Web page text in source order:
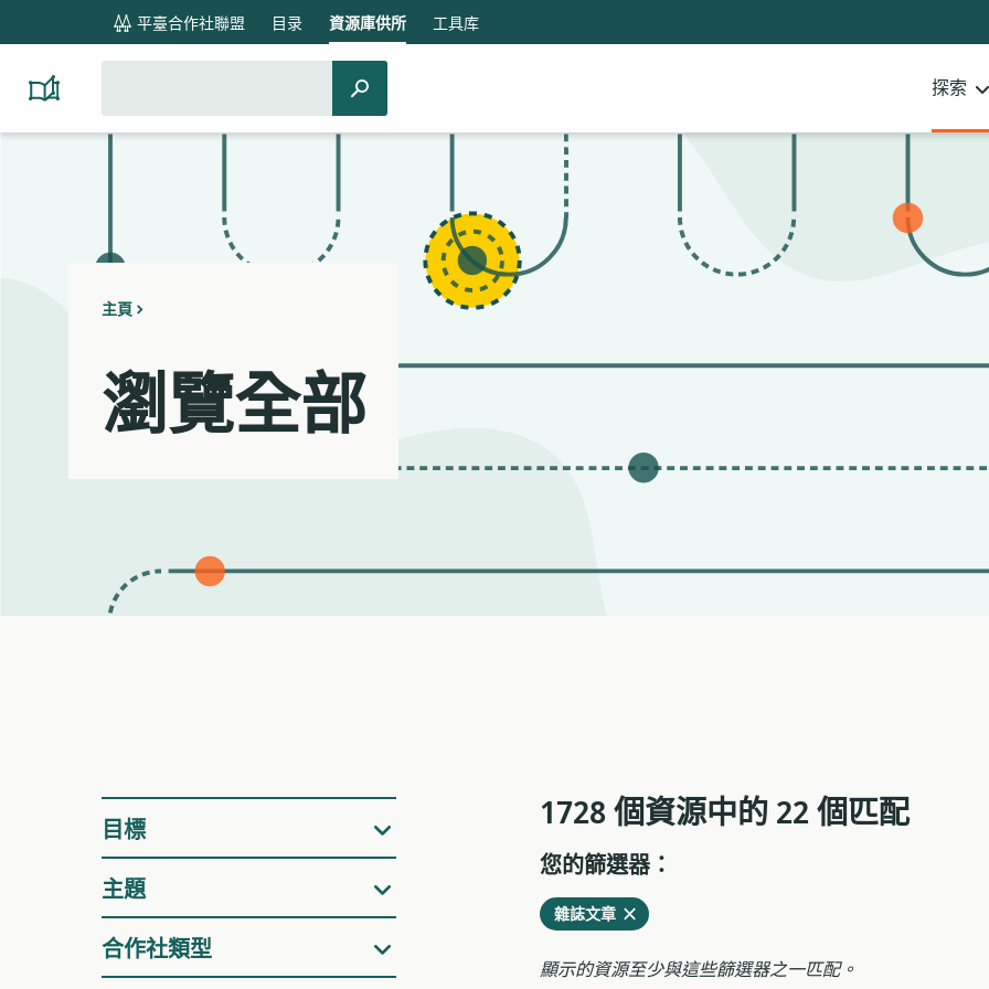
navigation
平臺合作社聯盟 目录 資源庫供所 工具库
Platform
Cooperativism
Resource
搜
索
探索
主頁
瀏覽全部
篩
選
目標
主題
合作社類型
1728 個資源中的 22 個匹配
您的篩選器：
從
當
前
雜誌文章刪
除
顯示的資源至少與這些篩選器之一匹配。
filters